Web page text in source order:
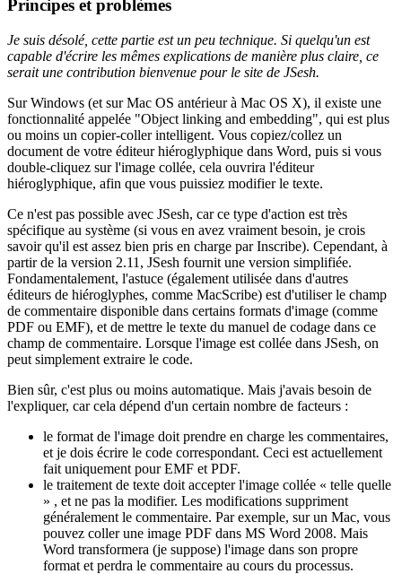
Principes et problèmes
Je suis désolé, cette partie est un peu technique. Si quelqu'un est
capable d'écrire les mêmes explications de manière plus claire, ce
serait une contribution bienvenue pour le site de JSesh.
Sur Windows (et sur Mac OS antérieur à Mac OS X), il existe une
fonctionnalité appelée "Object linking and embedding", qui est plus
ou moins un copier-coller intelligent. Vous copiez/collez un
document de votre éditeur hiéroglyphique dans Word, puis si vous
double-cliquez sur l'image collée, cela ouvrira l'éditeur
hiéroglyphique, afin que vous puissiez modifier le texte.
Ce n'est pas possible avec JSesh, car ce type d'action est très
spécifique au système (si vous en avez vraiment besoin, je crois
savoir qu'il est assez bien pris en charge par Inscribe). Cependant, à
partir de la version 2.11, JSesh fournit une version simplifiée.
Fondamentalement, l'astuce (également utilisée dans d'autres
éditeurs de hiéroglyphes, comme MacScribe) est d'utiliser le champ
de commentaire disponible dans certains formats d'image (comme
PDF ou EMF), et de mettre le texte du manuel de codage dans ce
champ de commentaire. Lorsque l'image est collée dans JSesh, on
peut simplement extraire le code.
Bien sûr, c'est plus ou moins automatique. Mais j'avais besoin de
l'expliquer, car cela dépend d'un certain nombre de facteurs :
le format de l'image doit prendre en charge les commentaires,
et je dois écrire le code correspondant. Ceci est actuellement
fait uniquement pour EMF et PDF.
le traitement de texte doit accepter l'image collée « telle quelle
» , et ne pas la modifier. Les modifications suppriment
généralement le commentaire. Par exemple, sur un Mac, vous
pouvez coller une image PDF dans MS Word 2008. Mais
Word transformera (je suppose) l'image dans son propre
format et perdra le commentaire au cours du processus.